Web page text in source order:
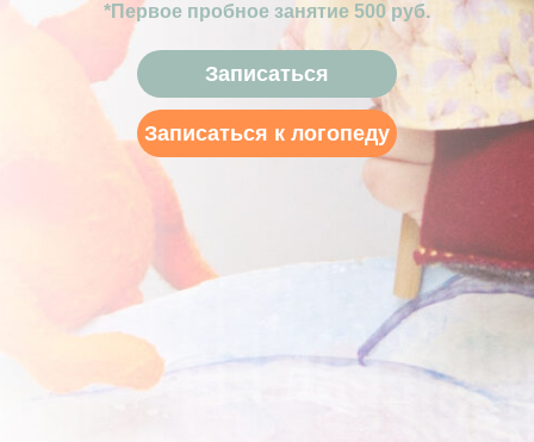
Записаться
Записаться к логопеду
*Первое пробное занятие 500 руб.